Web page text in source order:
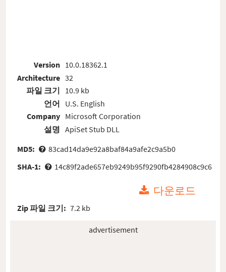
Version
Architecture
파일 크기
언어
Company
설명
10.0.18362.1
32
10.9 kb
U.S. English
Microsoft Corporation
ApiSet Stub DLL
MD5:
83cad14da9e92a8baf84a9afe2c9a5b0
SHA-1:
14c89f2ade657eb9249b95f9290fb4284908c9c6
다운로드
Zip 파일 크기: 7.2 kb
advertisement